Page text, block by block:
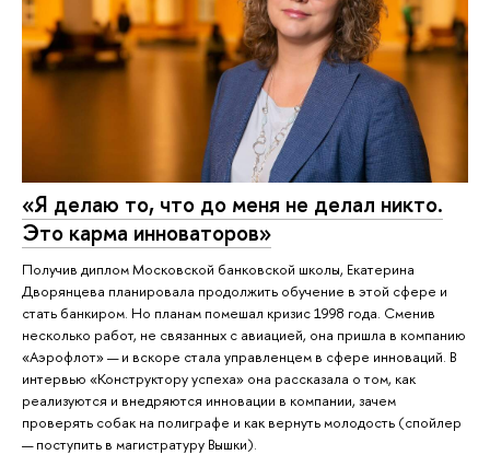
«Я делаю то, что до меня не делал никто.
Это карма инноваторов»
Получив диплом Московской банковской школы, Екатерина
Дворянцева планировала продолжить обучение в этой сфере и
стать банкиром. Но планам помешал кризис 1998 года. Сменив
несколько работ, не связанных с авиацией, она пришла в компанию
«Аэрофлот» — и вскоре стала управленцем в сфере инноваций. В
интервью «Конструктору успеха» она рассказала о том, как
реализуются и внедряются инновации в компании, зачем
проверять собак на полиграфе и как вернуть молодость (спойлер
— поступить в магистратуру Вышки).